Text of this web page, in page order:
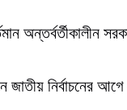
অন্তর্বর্তীকালীন
নির্বাচনের আগে